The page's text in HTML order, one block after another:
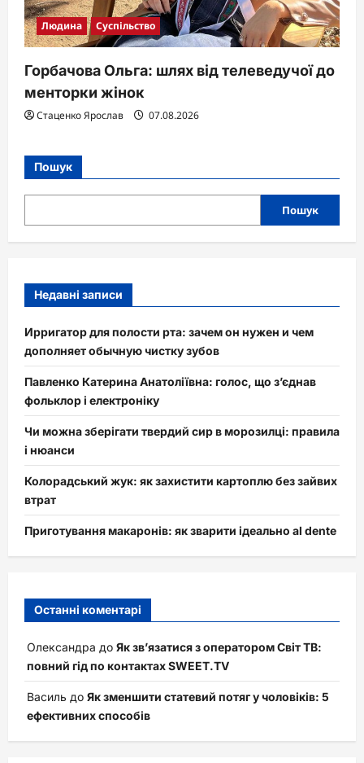
Людина Суспільство
Горбачова Ольга: шлях від телеведучої до
менторки жінок
Стаценко Ярослав 07.08.2026
Пошук
Пошук
Недавні записи
Ирригатор для полости рта: зачем он нужен и чем
дополняет обычную чистку зубов
Павленко Катерина Анатоліївна: голос, що з’єднав
фольклор і електроніку
Чи можна зберігати твердий сир в морозилці: правила
і нюанси
Колорадський жук: як захистити картоплю без зайвих
втрат
Приготування макаронів: як зварити ідеально al dente
Останні коментарі
Олександра до Як зв’язатися з оператором Світ ТВ:
повний гід по контактах SWEET.TV
Василь до Як зменшити статевий потяг у чоловіків: 5
ефективних способів